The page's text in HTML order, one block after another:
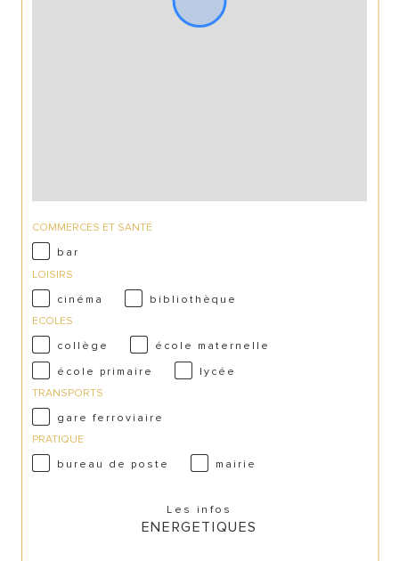
COMMERCES ET SANTÉ
bar
LOISIRS
cinéma
bibliothèque
ECOLES
collège
école maternelle
école primaire
lycée
TRANSPORTS
gare ferroviaire
PRATIQUE
bureau de poste
mairie
Les infos
ENERGETIQUES